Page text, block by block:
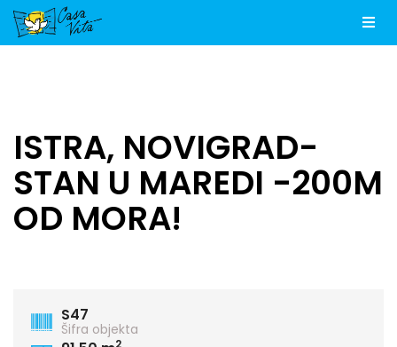
ISTRA, NOVIGRAD-
STAN U MAREDI -200M
OD MORA!
S47
Šifra objekta
2